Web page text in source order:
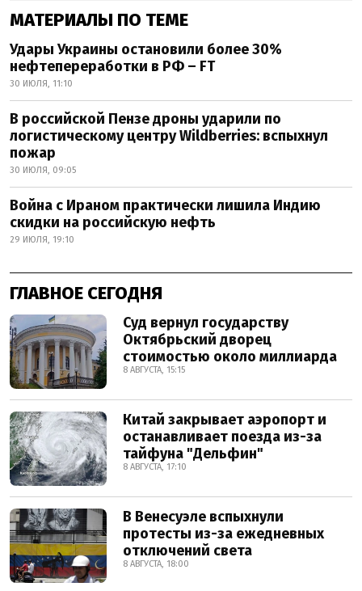
МАТЕРИАЛЫ ПО ТЕМЕ
Удары Украины остановили более 30%
нефтепереработки в РФ – FT
30 ИЮЛЯ, 11:10
В российской Пензе дроны ударили по
логистическому центру Wildberries: вспыхнул
пожар
30 ИЮЛЯ, 09:05
Война с Ираном практически лишила Индию
скидки на российскую нефть
29 ИЮЛЯ, 19:10
ГЛАВНОЕ СЕГОДНЯ
Суд вернул государству
Октябрьский дворец
стоимостью около миллиарда
8 АВГУСТА, 15:15
Китай закрывает аэропорт и
останавливает поезда из-за
тайфуна "Дельфин"
8 АВГУСТА, 17:10
В Венесуэле вспыхнули
протесты из-за ежедневных
отключений света
8 АВГУСТА, 18:00